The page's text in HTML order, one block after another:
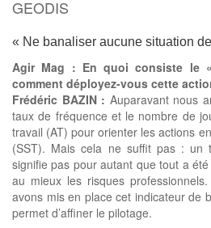
GEODIS
« Ne banaliser aucune situation
Agir Mag : En quoi consiste le
comment déployez-vous cette
Frédéric BAZIN : Auparavant nous
taux de fréquence et le nombre de
travail (AT) pour orienter les actions
(SST). Mais cela ne suffit pas : un
signifie pas pour autant que tout a
au mieux les risques
avons mis en place cet indicateur de
permet d’affiner le pilotage.